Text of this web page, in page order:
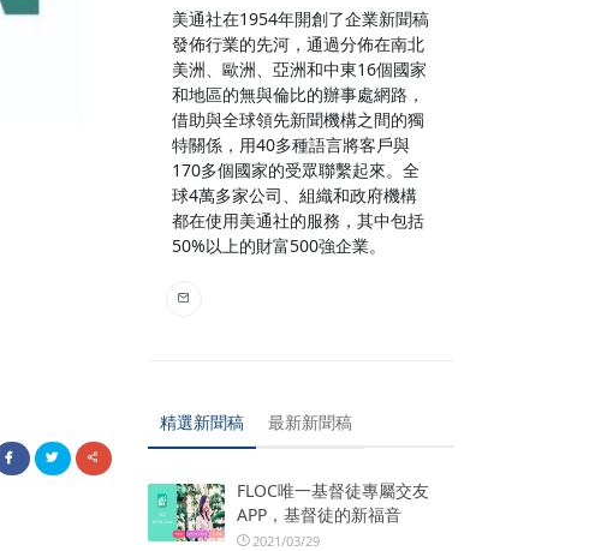
美通社在1954年開創了企業新聞稿
發佈行業的先河，通過分佈在南北
美洲、歐洲、亞洲和中東16個國家
和地區的無與倫比的辦事處網路，
借助與全球領先新聞機構之間的獨
特關係，用40多種語言將客戶與
170多個國家的受眾聯繫起來。全
球4萬多家公司、組織和政府機構
都在使用美通社的服務，其中包括
50%以上的財富500強企業。
精選新聞稿 最新新聞稿
FLOC唯一基督徒專屬交友
APP，基督徒的新福音
2021/03/29